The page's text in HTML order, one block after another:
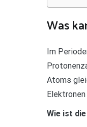
Was
Im
Atoms
Wie ist